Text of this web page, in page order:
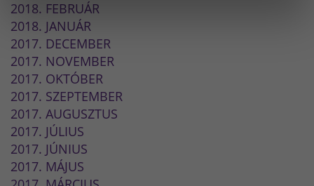
2018. FEBRUÁR
2018. JANUÁR
2017. DECEMBER
2017. NOVEMBER
2017. OKTÓBER
2017. SZEPTEMBER
2017. AUGUSZTUS
2017. JÚLIUS
2017. JÚNIUS
2017. MÁJUS